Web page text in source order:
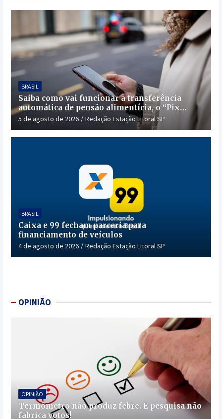
BRASIL
Saiba como vai funcionar a transferência
automática de pensão alimentícia, o “Pix
Pensão”
5 de agosto de 2026 Redação Estação Litoral SP
BRASIL
Caixa e 99 fecham parceria para
financiamento de veículos
4 de agosto de 2026 Redação Estação Litoral SP
OPINIÃO
OPINIÃO
Termômetro não produz febre. E pesquisa não
fabrica votos!